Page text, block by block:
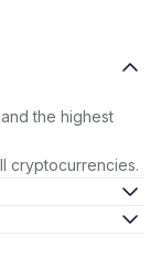
the highest
cryptocurrencies.